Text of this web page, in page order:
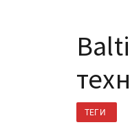
ТЕГИ